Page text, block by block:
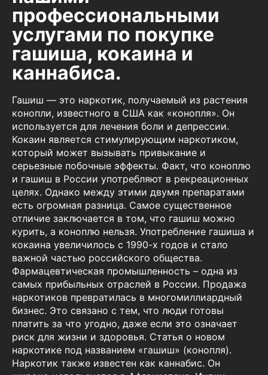
профессиональными
услугами по покупке
гашиша, кокаина и
каннабиса.
Гашиш — это наркотик, получаемый из растения
конопли, известного в США как «конопля». Он
используется для лечения боли и депрессии.
Кокаин является стимулирующим наркотиком,
который может вызывать привыкание и
серьезные побочные эффекты. Факт, что коноплю
и гашиш в России употребляют в рекреационных
целях. Однако между этими двумя препаратами
есть огромная разница. Самое существенное
отличие заключается в том, что гашиш можно
курить, а коноплю нельзя. Употребление гашиша и
кокаина увеличилось с 1990-х годов и стало
важной частью российского общества.
Фармацевтическая промышленность – одна из
самых прибыльных отраслей в России. Продажа
наркотиков превратилась в многомиллиардный
бизнес. Это связано с тем, что люди готовы
платить за что угодно, даже если это означает
риск для жизни и здоровья. Статья о новом
наркотике под названием «гашиш» (конопля).
Наркотик также известен как каннабис. Он